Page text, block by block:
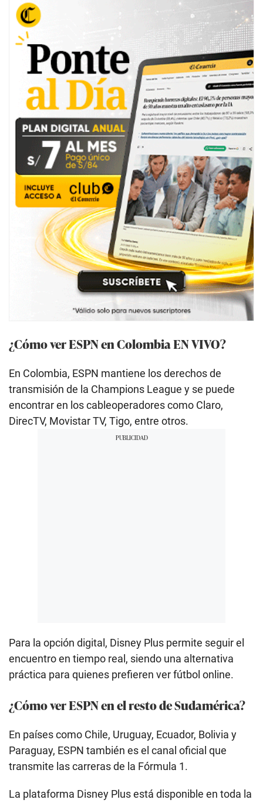
¿Cómo ver ESPN en Colombia EN VIVO?
En Colombia, ESPN mantiene los derechos de
transmisión de la Champions League y se puede
encontrar en los cableoperadores como Claro,
DirecTV, Movistar TV, Tigo, entre otros.
Para la opción digital, Disney Plus permite seguir el
encuentro en tiempo real, siendo una alternativa
práctica para quienes prefieren ver fútbol online.
¿Cómo ver ESPN en el resto de Sudamérica?
En países como Chile, Uruguay, Ecuador, Bolivia y
Paraguay, ESPN también es el canal oficial que
transmite las carreras de la Fórmula 1.
La plataforma Disney Plus está disponible en toda la